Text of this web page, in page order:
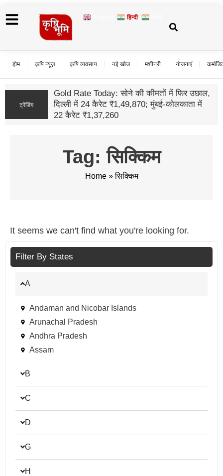
हिन्दी
होम कृषि न्यूज़ कृषि व्यवसाय नई खोज मशीनरी योजनाएं
ट्रेंडिंग
Tag: सिक्किम
Home»सिक्किम
It seems we can't find what you're looking for.
Filter By States
A
Andaman and Nicobar Islands
Arunachal Pradesh
Andhra Pradesh
Assam
B
C
D
G
H